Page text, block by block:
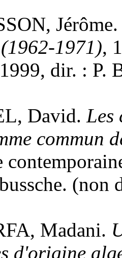
1971),
dir. : P.
David. Les
commun
(non
Madani.
d'origine